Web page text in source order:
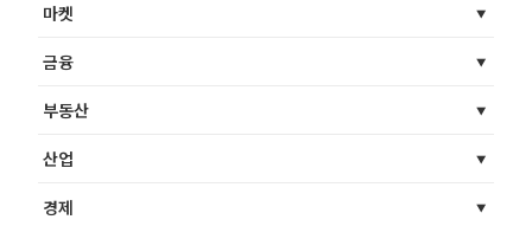
마켓
금융
부동산
산업
경제